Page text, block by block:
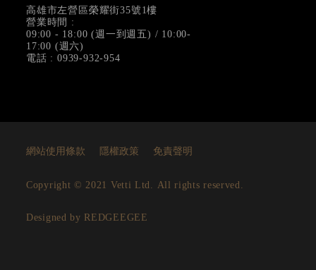
高雄市左營區榮耀街35號1樓
營業時間 :
09:00 - 18:00 (週一到週五) / 10:00-
17:00 (週六)
電話 : 0939-932-954
網站使用條款 隱權政策 免責聲明
Copyright © 2021 Vetti Ltd. All rights reserved.
Designed by REDGEEGEE